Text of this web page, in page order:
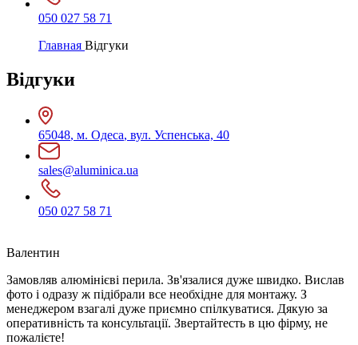
050 027 58 71
Главная Відгуки
Відгуки
65048, м. Одеса, вул. Успенська, 40
sales@aluminica.ua
050 027 58 71
Валентин
Замовляв алюмінієві перила. Зв'язалися дуже швидко. Вислав
фото і одразу ж підібрали все необхідне для монтажу. З
менеджером взагалі дуже приємно спілкуватися. Дякую за
оперативність та консультації. Звертайтесть в цю фірму, не
пожалієте!